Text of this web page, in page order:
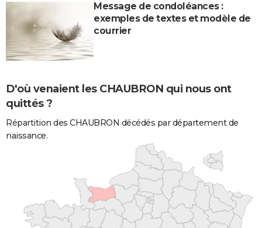
Message de condoléances :
exemples de textes et modèle de
courrier
D'où venaient les CHAUBRON qui nous ont
quittés ?
Répartition des CHAUBRON décédés par département de
naissance.